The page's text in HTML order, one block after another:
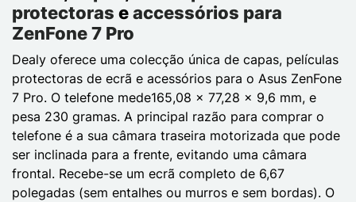
protectoras eaccessórios para
ZenFone 7 Pro
Dealy oferece uma colecção única de capas, películas
protectoras de ecrã e acessórios para o Asus ZenFone
7 Pro. O telefone mede165,08 x 77,28 x 9,6 mm, e
pesa 230 gramas. A principal razão para comprar o
telefone é a sua câmara traseira motorizada que pode
ser inclinada para a frente, evitando uma câmara
frontal. Recebe-se um ecrã completo de 6,67
polegadas (sem entalhes ou murros e sem bordas). O